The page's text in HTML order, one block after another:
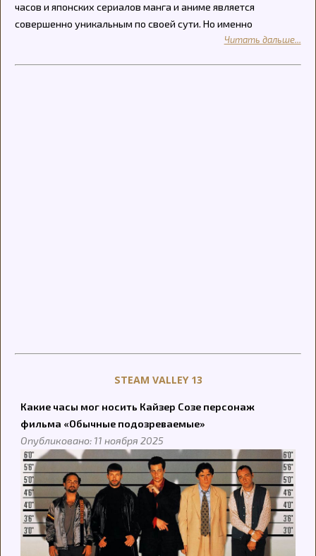
часов и японских сериалов манга и аниме является
совершенно уникальным по своей сути. Но именно
Читать дальше...
STEAM VALLEY 13
Какие часы мог носить Кайзер Созе персонаж
фильма «Обычные подозреваемые»
Опубликовано: 11 ноября 2025